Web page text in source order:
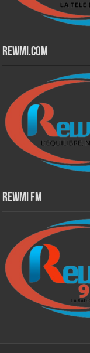
Rewmi.Com
Rewmi Fm